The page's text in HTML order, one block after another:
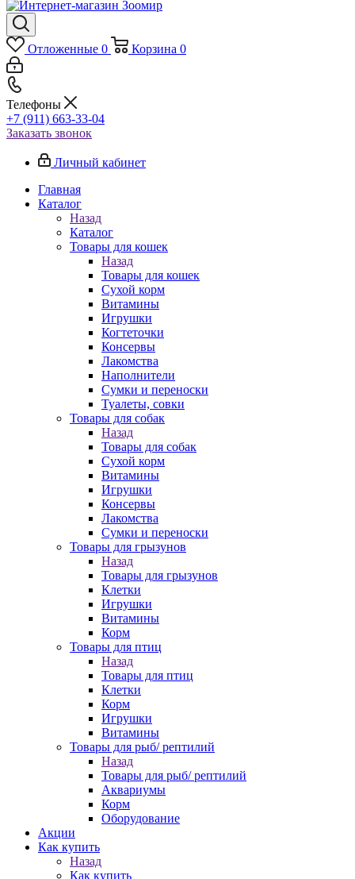
Отложенные 0 Корзина 0
Телефоны
+7 (911) 663-33-04
Заказать звонок
Личный кабинет
Главная
Каталог
Назад
Каталог
Товары для кошек
Назад
Товары для кошек
Cухой корм
Витамины
Игрушки
Когтеточки
Консервы
Лакомства
Наполнители
Сумки и переноски
Туалеты, совки
Товары для собак
Назад
Товары для собак
Cухой корм
Витамины
Игрушки
Консервы
Лакомства
Сумки и переноски
Товары для грызунов
Назад
Товары для грызунов
Клетки
Игрушки
Витамины
Корм
Товары для птиц
Назад
Товары для птиц
Клетки
Корм
Игрушки
Витамины
Товары для рыб/ рептилий
Назад
Товары для рыб/ рептилий
Аквариумы
Корм
Оборудование
Акции
Как купить
Назад
Как купить